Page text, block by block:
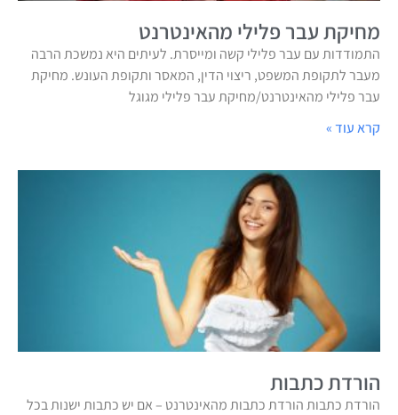
מחיקת עבר פלילי מהאינטרנט
התמודדות עם עבר פלילי קשה ומייסרת. לעיתים היא נמשכת הרבה
מעבר לתקופת המשפט, ריצוי הדין, המאסר ותקופת העונש. מחיקת
עבר פלילי מהאינטרנט/מחיקת עבר פלילי מגוגל
קרא עוד »
הורדת כתבות
הורדת כתבות הורדת כתבות מהאינטרנט – אם יש כתבות ישנות בכל